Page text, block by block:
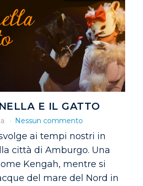
E IL GATTO
Nessun commento
ai tempi nostri in
città di Amburgo. Una
Kengah, mentre si
del mare del Nord in